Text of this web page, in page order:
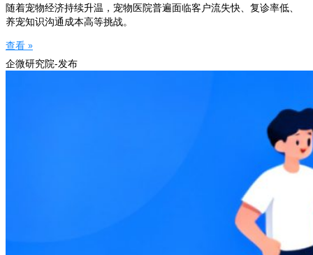
随着宠物经济持续升温，宠物医院普遍面临客户流失快、复诊率低、
养宠知识沟通成本高等挑战。
查看 »
企微研究院-发布